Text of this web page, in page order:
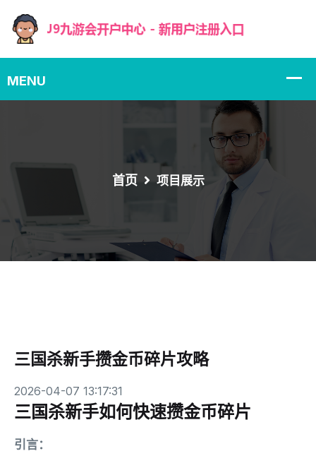
首页 项目展示
三国杀新手攒金币碎片攻略
2026-04-07 13:17:31
三国杀新手如何快速攒金币碎片
引言：